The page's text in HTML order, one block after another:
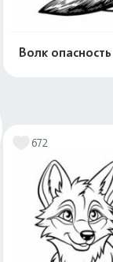
Волк опасность
672